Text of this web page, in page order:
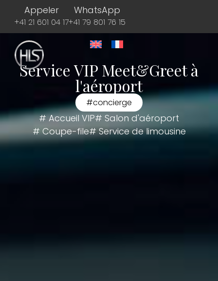
Appeler
+41 21 601 04 17
WhatsApp
+41 79 801 76 15
Service VIP Meet&Greet à
l'aéroport
#concierge
# Accueil VIP# Salon d'aéroport
# Coupe-file# Service de limousine